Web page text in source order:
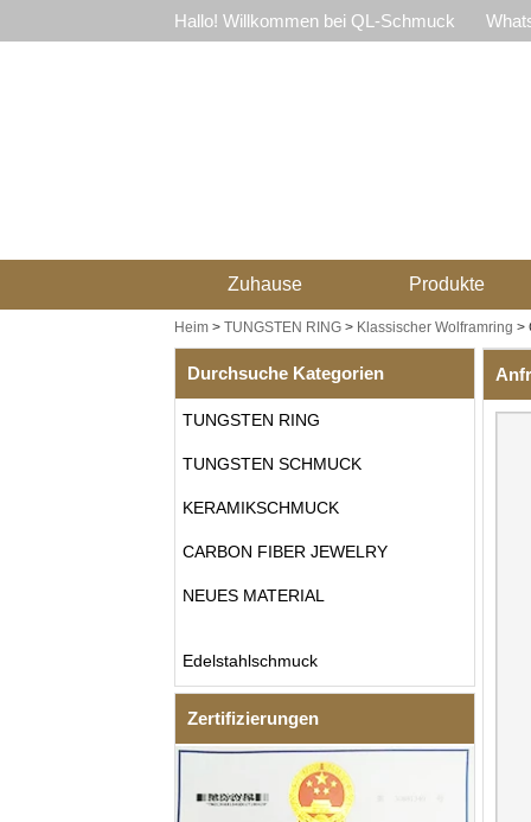
Hallo! Willkommen bei QL-Schmuck
Zuhause Produkte
Heim> TUNGSTEN RING> Klassischer Wolframring >
Durchsuche Kategorien
TUNGSTEN RING
TUNGSTEN SCHMUCK
KERAMIKSCHMUCK
CARBON FIBER JEWELRY
NEUES MATERIAL
Edelstahlschmuck
Zertifizierungen